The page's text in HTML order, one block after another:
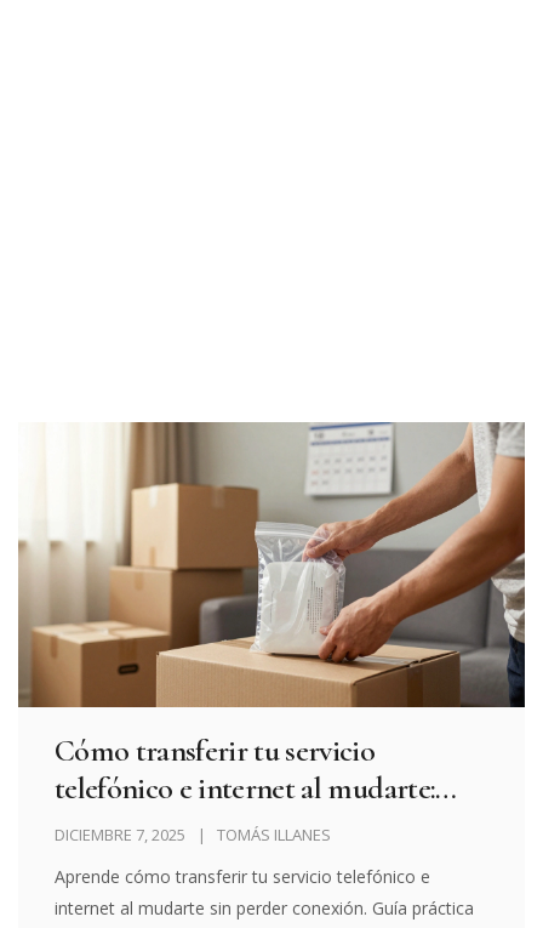
Cómo transferir tu servicio
telefónico e internet al mudarte:
guía práctica para no quedarte sin
conexión
DICIEMBRE 7, 2025 TOMÁS ILLANES
Aprende cómo transferir tu servicio telefónico e
internet al mudarte sin perder conexión. Guía práctica